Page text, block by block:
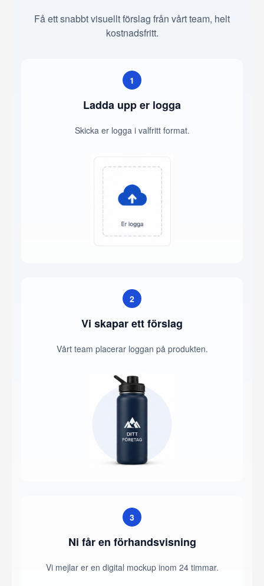
Få ett snabbt visuellt förslag från vårt team, helt
kostnadsfritt.
1
Ladda upp er logga
Skicka er logga i valfritt format.
2
Vi skapar ett förslag
Vårt team placerar loggan på produkten.
3
Ni får en förhandsvisning
Vi mejlar er en digital mockup inom 24 timmar.